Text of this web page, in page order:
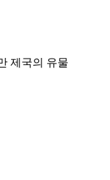
제국의 유물